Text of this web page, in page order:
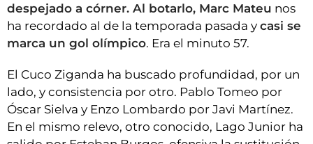
despejado a córner. Al botarlo, Marc Mateu nos
ha recordado al de la temporada pasada y casi se
marca un gol olímpico. Era el minuto 57.
El Cuco Ziganda ha buscado profundidad, por un
lado, y consistencia por otro. Pablo Tomeo por
Óscar Sielva y Enzo Lombardo por Javi Martínez.
En el mismo relevo, otro conocido, Lago Junior ha